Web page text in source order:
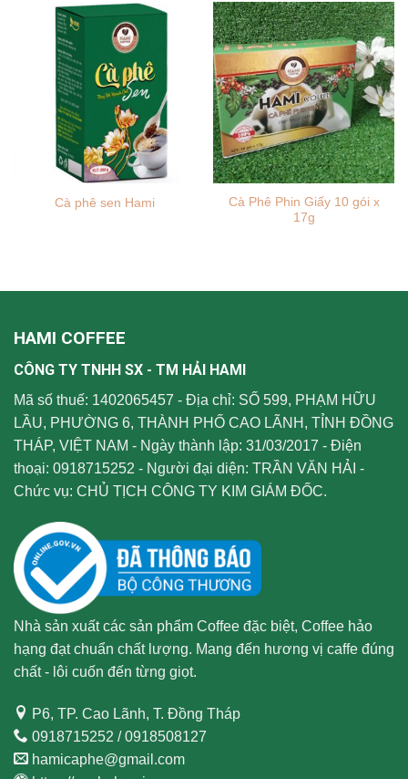
Cà phê sen Hami
Cà Phê Phin Giấy 10 gói x
17g
HAMI COFFEE
CÔNG TY TNHH SX - TM HẢI HAMI
Mã số thuế: 1402065457 - Địa chỉ: SỐ 599, PHẠM HỮU
LẦU, PHƯỜNG 6, THÀNH PHỐ CAO LÃNH, TỈNH ĐỒNG
THÁP, VIỆT NAM - Ngày thành lập: 31/03/2017 - Điện
thoại: 0918715252 - Người đại diện: TRẦN VĂN HẢI -
Chức vụ: CHỦ TỊCH CÔNG TY KIM GIÁM ĐỐC.
Nhà sản xuất các sản phẩm Coffee đặc biệt, Coffee hảo
hạng đạt chuẩn chất lượng. Mang đến hương vị caffe đúng
chất - lôi cuốn đến từng giọt.
P6, TP. Cao Lãnh, T. Đồng Tháp
0918715252 / 0918508127
hamicaphe@gmail.com